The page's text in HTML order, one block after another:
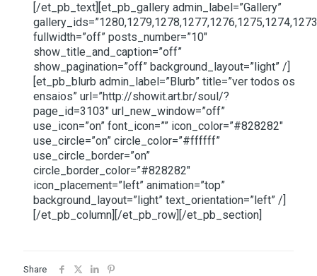
[/et_pb_text][et_pb_gallery admin_label=”Gallery”
fullwidth=”off” posts_number=”10″
show_title_and_caption=”off”
show_pagination=”off” background_layout=”light” /]
[et_pb_blurb admin_label=”Blurb” title=”ver todos os
ensaios” url=”http://showit.art.br/soul/?
page_id=3103″ url_new_window=”off”
use_icon=”on” font_icon=”” icon_color=”#828282″
use_circle=”on” circle_color=”#ffffff”
use_circle_border=”on”
circle_border_color=”#828282″
icon_placement=”left” animation=”top”
background_layout=”light” text_orientation=”left” /]
[/et_pb_column][/et_pb_row][/et_pb_section]
Share